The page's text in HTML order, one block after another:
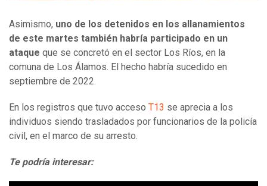
Asimismo, uno de los detenidos en los allanamientos
de este martes también habría participado en un
ataque que se concretó en el sector Los Ríos, en la
comuna de Los Álamos. El hecho habría sucedido en
septiembre de 2022.
En los registros que tuvo acceso T13 se aprecia a los
individuos siendo trasladados por funcionarios de la policía
civil, en el marco de su arresto.
Te podría interesar: